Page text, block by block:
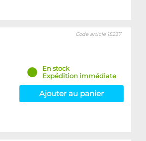
Code article 15237
En stock
Expédition immédiate
Ajouter au panier